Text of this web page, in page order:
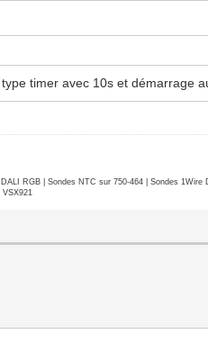
timer avec 10s et démarrage
RGB | Sondes NTC sur 750-464 | Sondes